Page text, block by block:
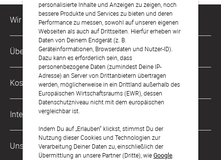
personalisierte Inhalte und Anzeigen zu zeigen, noch
bessere Produkte und Services zu bieten und deren
Performance zu messen, sowohl auf unseren eigenen
Webseiten als auch auf Drittseiten. Hierfür erheben wir
Daten von Deinem Endgerät (z. B.
Geräteinformationen, Browserdaten und Nutzer-ID).
Dazu kann es erforderlich sein, dass
personenbezogene Daten (zumindest Deine IP-
Adresse) an Server von Drittanbietern übertragen
werden, möglicherweise in ein Drittland außerhalb des
Europäischen Wirtschaftsraums (EWR), dessen
Datenschutzniveau nicht mit dem europäischen
vergleichbar ist.
Indem Du auf „Erlauben“ klickst, stimmst Du der
Nutzung dieser Cookies und Technologien zur
Verarbeitung Deiner Daten zu, einschließlich der
Übermittlung an unsere Partner (Dritte), wieGoogle
Wir sind für Dich da
Kundenservice-Hotline
0049 221 956 725 10
Mo. - Fr. von 9 bis 17 Uhr
kontakt@sendmoments.ch
Über Uns
Philosophie
Karriere
Impressum
AGB & Widerrufsrecht
Zahlung & Versand
Kostenlose Services
Musterkarten
Digitale Fotoalben
Digitale Gästelisten
International
Deutschland
Österreich
Unsere Zahlungsarten